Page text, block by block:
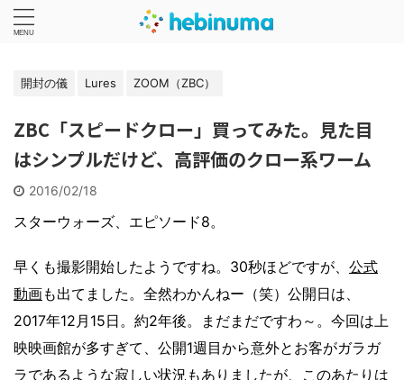
開封の儀 Lures ZOOM（ZBC）
ZBC「スピードクロー」買ってみた。見た目
はシンプルだけど、高評価のクロー系ワーム
2016/02/18
スターウォーズ、エピソード8。
早くも撮影開始したようですね。30秒ほどですが、 公式
動画も出てました。全然わかんねー（笑）公開日は、
2017年12月15日。約2年後。まだまだですわ～。今回は上
映映画館が多すぎて、公開1週目から意外とお客がガラガ
ラであるような寂しい状況もありましたが、このあたりは